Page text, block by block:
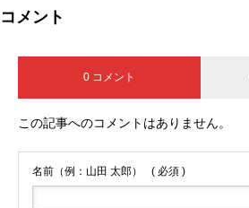
コメント
0 コメント
この記事へのコメントはありません。
名前（例：山田 太郎） ( 必須 )